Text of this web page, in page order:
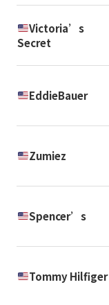
Victoria’s
Secret
EddieBauer
Zumiez
Spencer’s
Tommy Hilfiger